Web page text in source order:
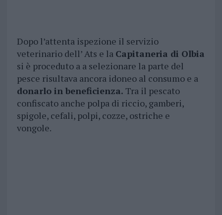
Dopo l’attenta ispezione il servizio
veterinario dell’ Ats e la Capitaneria di Olbia
si è proceduto a a selezionare la parte del
pesce risultava ancora idoneo al consumo e a
donarlo in beneficienza. Tra il pescato
confiscato anche polpa di riccio, gamberi,
spigole, cefali, polpi, cozze, ostriche e
vongole.